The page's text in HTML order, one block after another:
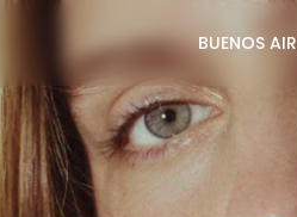
BUENOS